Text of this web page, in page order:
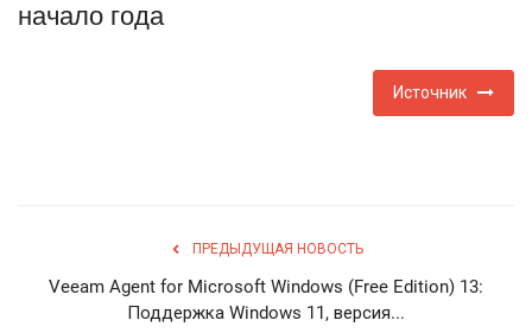
English Русский
начало года
Источник
ПРЕДЫДУЩАЯ НОВОСТЬ
Veeam Agent for Microsoft Windows (Free Edition) 13:
Поддержка Windows 11, версия...